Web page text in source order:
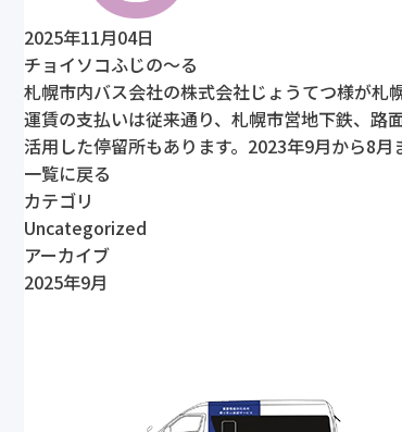
2025年11月04日
チョイソコふじの～る
札幌市内バス会社の株式会社じょうてつ様が札
運賃の支払いは従来通り、札幌市営地下鉄、路
活用した停留所もあります。2023年9月から8
一覧に戻る
カテゴリ
Uncategorized
アーカイブ
2025年9月